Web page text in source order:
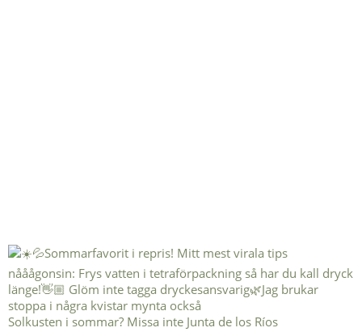
Solkusten i sommar? Missa inte Junta de los Ríos